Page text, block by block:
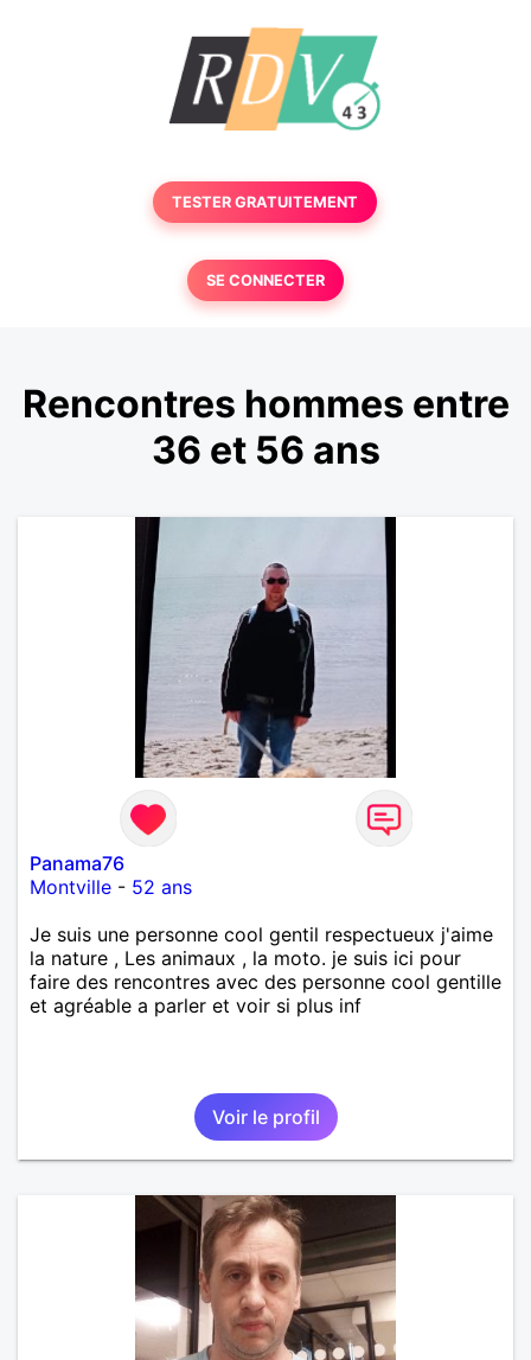
TESTER GRATUITEMENT
SE CONNECTER
Rencontres hommes entre
36 et 56 ans
Panama76
Montville - 52 ans
Je suis une personne cool gentil respectueux j'aime
la nature , Les animaux , la moto. je suis ici pour
faire des rencontres avec des personne cool gentille
et agréable a parler et voir si plus inf
Voir le profil